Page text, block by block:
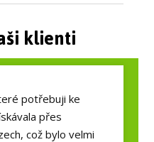
klienti
potřebuji ke
přes
což bylo velmi